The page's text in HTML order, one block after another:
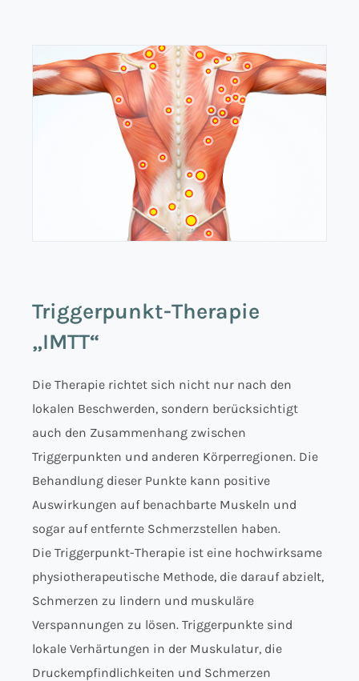
Triggerpunkt-Therapie
„IMTT“
Die Therapie richtet sich nicht nur nach den
lokalen Beschwerden, sondern berücksichtigt
auch den Zusammenhang zwischen
Triggerpunkten und anderen Körperregionen. Die
Behandlung dieser Punkte kann positive
Auswirkungen auf benachbarte Muskeln und
sogar auf entfernte Schmerzstellen haben.
Die Triggerpunkt-Therapie ist eine hochwirksame
physiotherapeutische Methode, die darauf abzielt,
Schmerzen zu lindern und muskuläre
Verspannungen zu lösen. Triggerpunkte sind
lokale Verhärtungen in der Muskulatur, die
Druckempfindlichkeiten und Schmerzen